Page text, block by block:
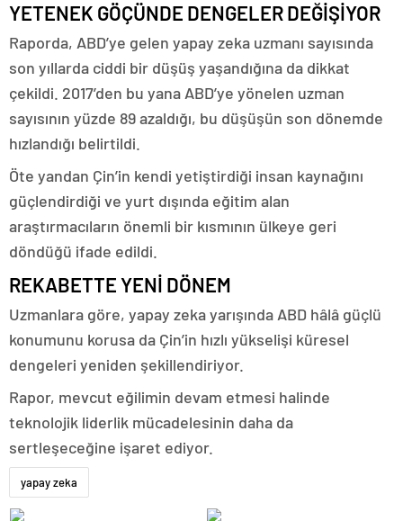
YETENEK GÖÇÜNDE DENGELER DEĞİŞİYOR
Raporda, ABD’ye gelen yapay zeka uzmanı sayısında
son yıllarda ciddi bir düşüş yaşandığına da dikkat
çekildi. 2017’den bu yana ABD’ye yönelen uzman
sayısının yüzde 89 azaldığı, bu düşüşün son dönemde
hızlandığı belirtildi.
Öte yandan Çin’in kendi yetiştirdiği insan kaynağını
güçlendirdiği ve yurt dışında eğitim alan
araştırmacıların önemli bir kısmının ülkeye geri
döndüğü ifade edildi.
REKABETTE YENİ DÖNEM
Uzmanlara göre, yapay zeka yarışında ABD hâlâ güçlü
konumunu korusa da Çin’in hızlı yükselişi küresel
dengeleri yeniden şekillendiriyor.
Rapor, mevcut eğilimin devam etmesi halinde
teknolojik liderlik mücadelesinin daha da
sertleşeceğine işaret ediyor.
yapay zeka